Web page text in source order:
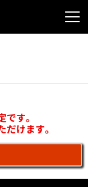
す。
けます。